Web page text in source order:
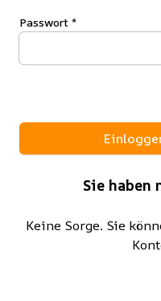
Passwort *
Sie haben
Keine Sorge. Sie